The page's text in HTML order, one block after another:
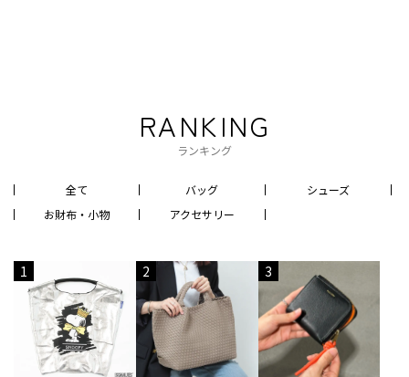
RANKING
ランキング
全て バッグ
シューズ
お財布・小物
アクセサリー
1 2 3